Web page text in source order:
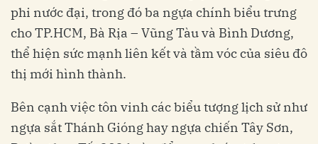
phi nước đại, trong đó ba ngựa chính biểu trưng
cho TP.HCM, Bà Rịa – Vũng Tàu và Bình Dương,
thể hiện sức mạnh liên kết và tầm vóc của siêu đô
thị mới hình thành.
Bên cạnh việc tôn vinh các biểu tượng lịch sử như
ngựa sắt Thánh Gióng hay ngựa chiến Tây Sơn,